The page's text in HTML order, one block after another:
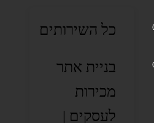
כל השירותים
בניית אתר
מכירות
לעסקים |